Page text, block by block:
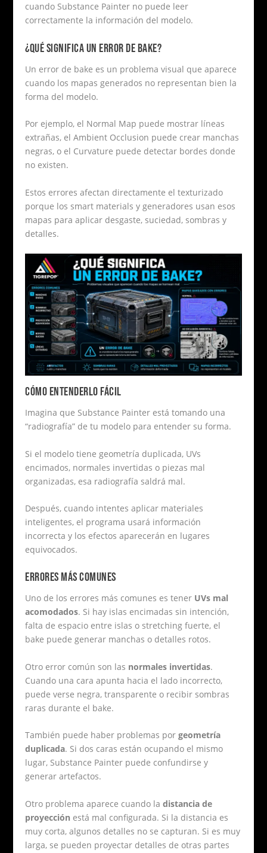
cuando Substance Painter no puede leer
correctamente la información del modelo.
¿QUÉ SIGNIFICA UN ERROR DE BAKE?
Un error de bake es un problema visual que aparece
cuando los mapas generados no representan bien la
forma del modelo.
Por ejemplo, el Normal Map puede mostrar líneas
extrañas, el Ambient Occlusion puede crear manchas
negras, o el Curvature puede detectar bordes donde
no existen.
Estos errores afectan directamente el texturizado
porque los smart materials y generadores usan esos
mapas para aplicar desgaste, suciedad, sombras y
detalles.
CÓMO ENTENDERLO FÁCIL
Imagina que Substance Painter está tomando una
“radiografía” de tu modelo para entender su forma.
Si el modelo tiene geometría duplicada, UVs
encimados, normales invertidas o piezas mal
organizadas, esa radiografía saldrá mal.
Después, cuando intentes aplicar materiales
inteligentes, el programa usará información
incorrecta y los efectos aparecerán en lugares
equivocados.
ERRORES MÁS COMUNES
Uno de los errores más comunes es tener UVs mal
acomodados. Si hay islas encimadas sin intención,
falta de espacio entre islas o stretching fuerte, el
bake puede generar manchas o detalles rotos.
Otro error común son las normales invertidas.
Cuando una cara apunta hacia el lado incorrecto,
puede verse negra, transparente o recibir sombras
raras durante el bake.
También puede haber problemas porgeometría
duplicada. Si dos caras están ocupando el mismo
lugar, Substance Painter puede confundirse y
generar artefactos.
Otro problema aparece cuando ladistancia de
proyección está mal configurada. Si la distancia es
muy corta, algunos detalles no se capturan. Si es muy
larga, se pueden proyectar detalles de otras partes